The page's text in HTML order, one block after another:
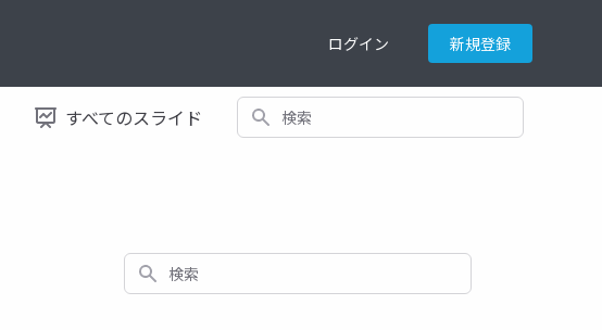
ログイン 新規登録
すべてのスライド 検索
検索